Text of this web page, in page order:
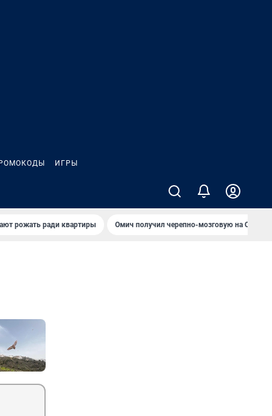
ИГРЫ
рожать ради квартиры Омич получил черепно-мозговую на ОНПЗ